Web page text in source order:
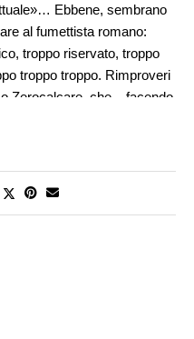
Ebbene, sembrano
al fumettista romano:
troppo riservato, troppo
troppo troppo. Rimproveri
Zerocalcare, che – facendo
lasciato cullare
alle transitorie